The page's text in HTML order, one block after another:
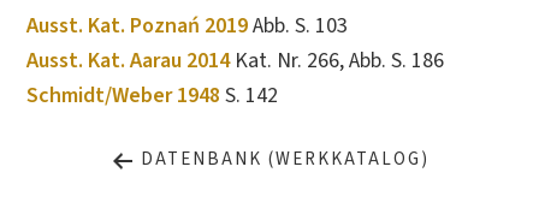
Ausst. Kat. Poznań 2019Abb. S. 103
Ausst. Kat. Aarau 2014Kat. Nr. 266, Abb. S. 186
Schmidt/Weber 1948 S. 142
DATENBANK (WERKKATALOG)